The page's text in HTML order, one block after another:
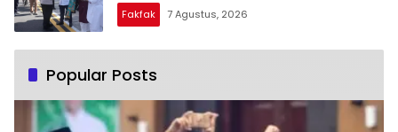
Fakfak 7 Agustus, 2026
Popular Posts